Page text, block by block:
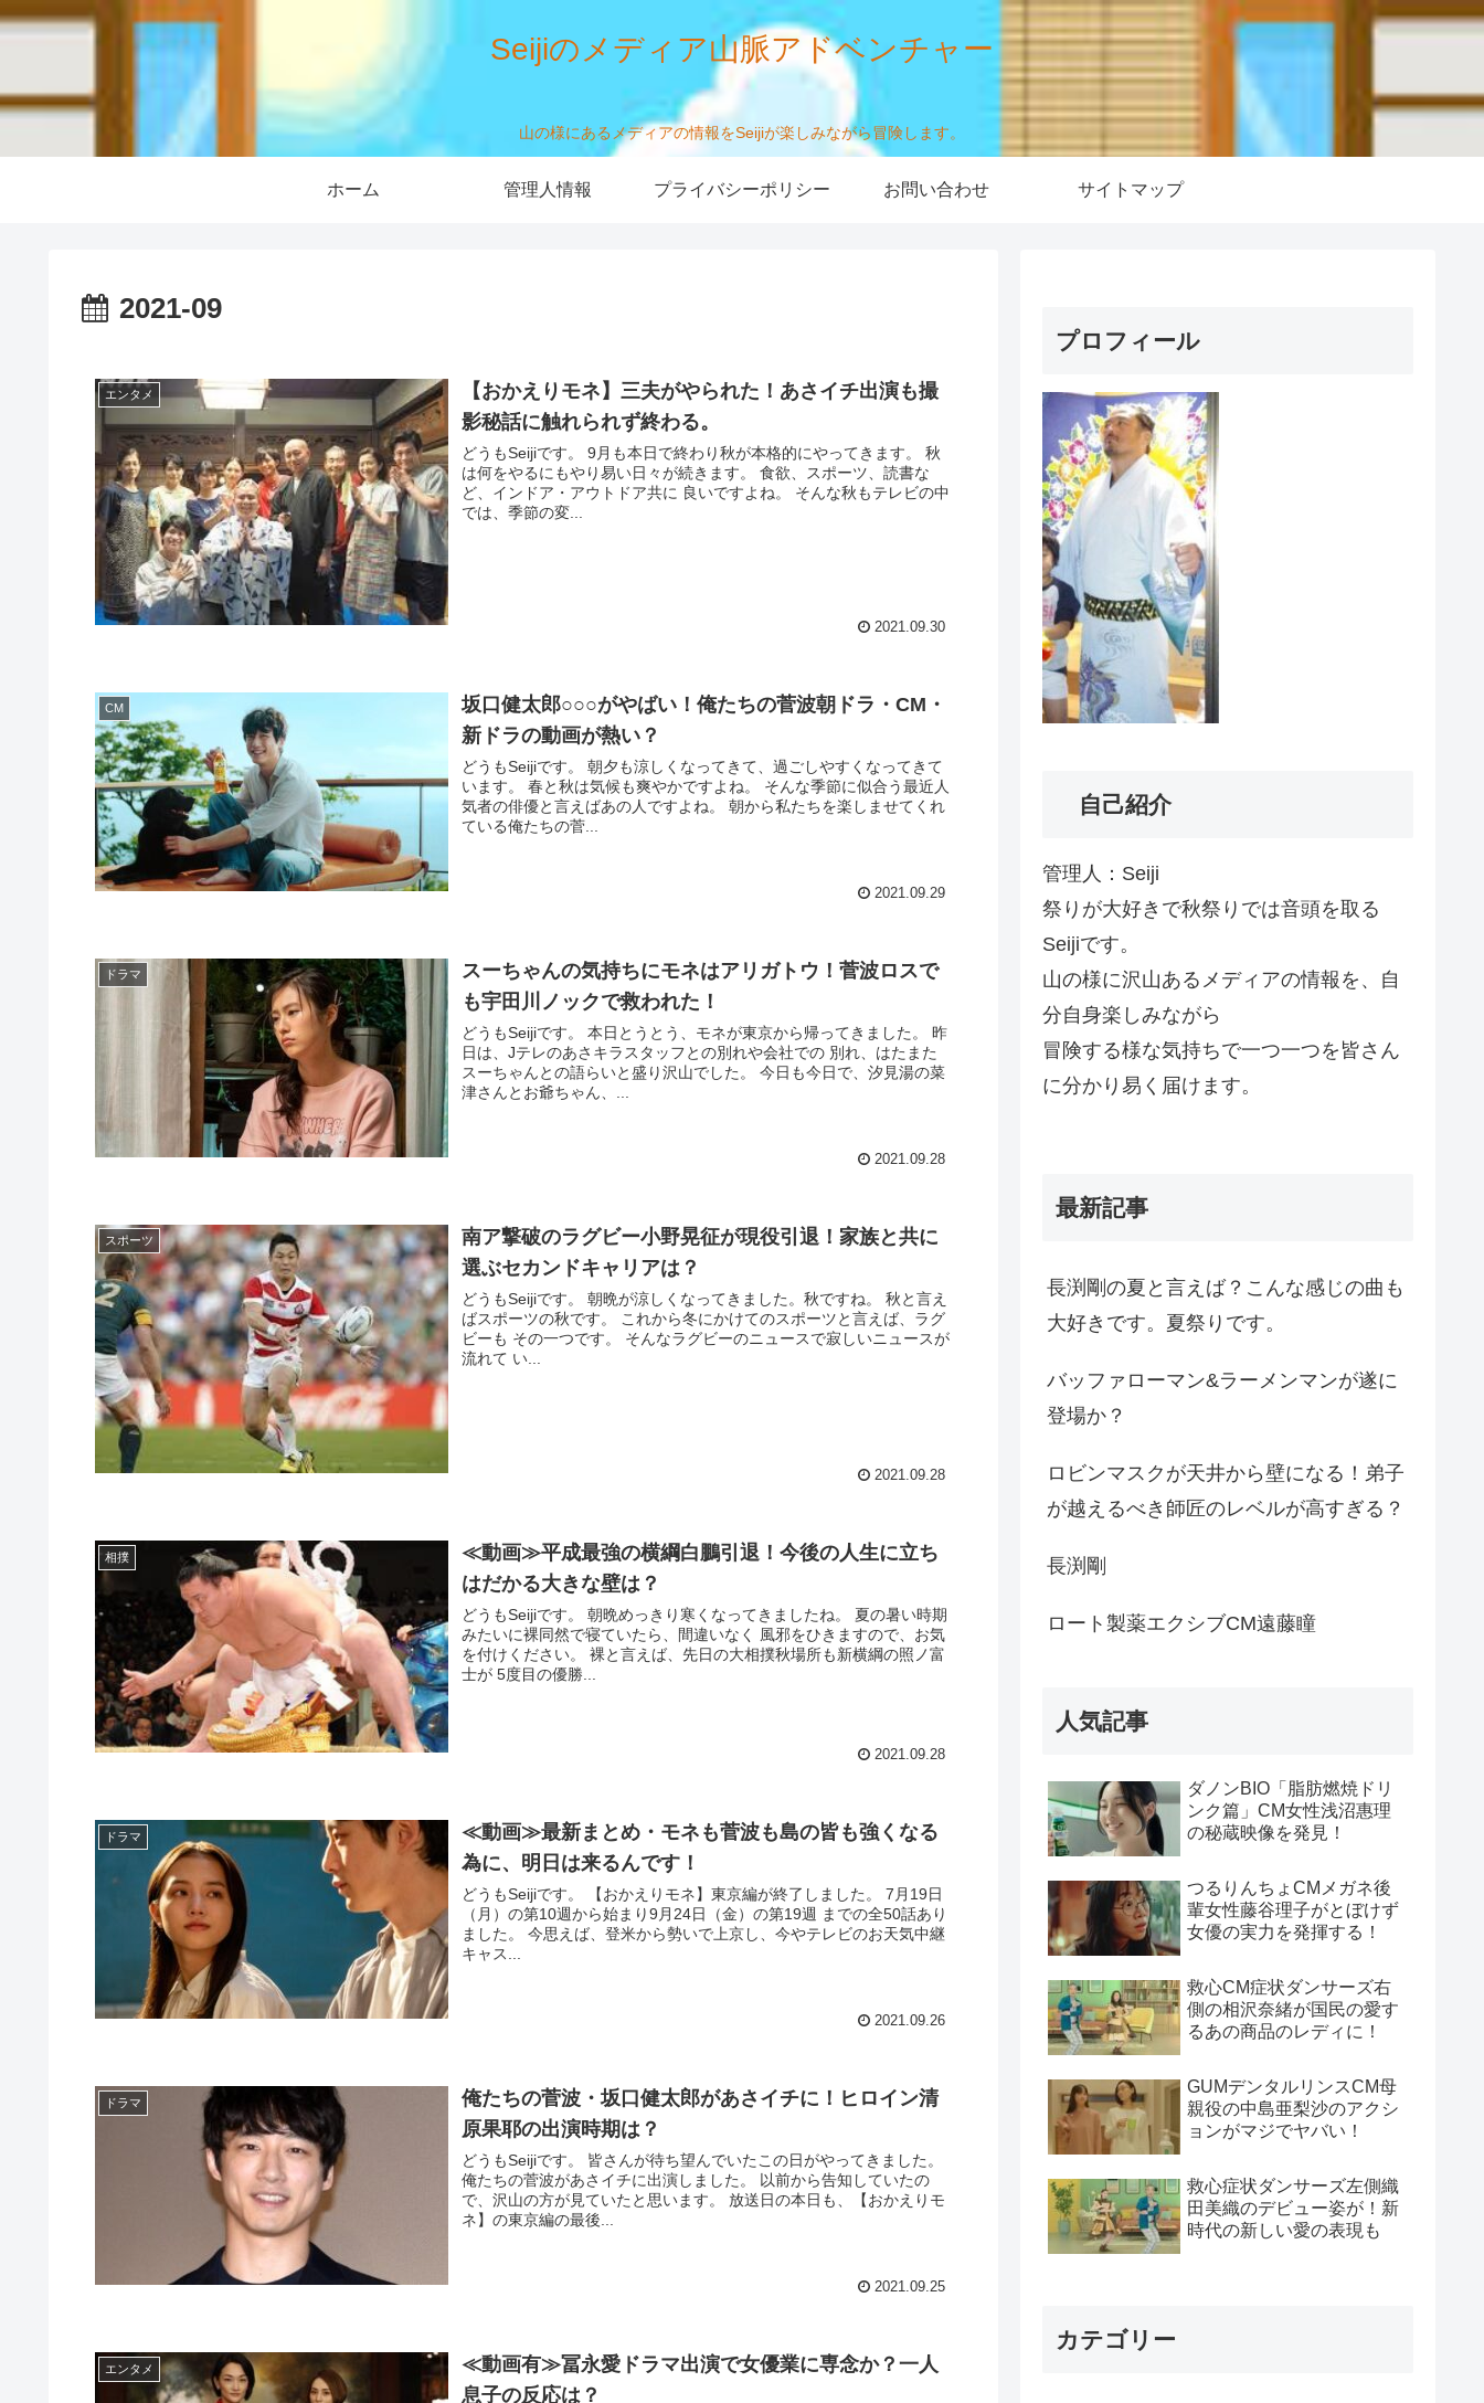
Seijiのメディア山脈アドベンチャー
山の様にあるメディアの情報をSeijiが楽しみながら冒険します。
ホーム 管理人情報 プライバシーポリシー お問い合わせ サイトマップ
2021-09
エンタメ
【おかえりモネ】三夫がやられた！あさイチ出演も撮
影秘話に触れられず終わる。
どうもSeijiです。 9月も本日で終わり秋が本格的にやってきます。 秋
は何をやるにもやり易い日々が続きます。 食欲、スポーツ、読書な
ど、インドア・アウトドア共に 良いですよね。 そんな秋もテレビの中
では、季節の変...
2021.09.30
CM
坂口健太郎○○○がやばい！俺たちの菅波朝ドラ・CM・
新ドラの動画が熱い？
どうもSeijiです。 朝夕も涼しくなってきて、過ごしやすくなってきて
います。 春と秋は気候も爽やかですよね。 そんな季節に似合う最近人
気者の俳優と言えばあの人ですよね。 朝から私たちを楽しませてくれ
ている俺たちの菅...
2021.09.29
ドラマ
スーちゃんの気持ちにモネはアリガトウ！菅波ロスで
も宇田川ノックで救われた！
どうもSeijiです。 本日とうとう、モネが東京から帰ってきました。 昨
日は、Jテレのあさキラスタッフとの別れや会社での 別れ、はたまた
スーちゃんとの語らいと盛り沢山でした。 今日も今日で、汐見湯の菜
津さんとお爺ちゃん、...
2021.09.28
スポーツ
南ア撃破のラグビー小野晃征が現役引退！家族と共に
選ぶセカンドキャリアは？
どうもSeijiです。 朝晩が涼しくなってきました。秋ですね。 秋と言え
ばスポーツの秋です。 これから冬にかけてのスポーツと言えば、ラグ
ビーも その一つです。 そんなラグビーのニュースで寂しいニュースが
流れて い...
2021.09.28
相撲
≪動画≫平成最強の横綱白鵬引退！今後の人生に立ち
はだかる大きな壁は？
どうもSeijiです。 朝晩めっきり寒くなってきましたね。 夏の暑い時期
みたいに裸同然で寝ていたら、間違いなく 風邪をひきますので、お気
を付けください。 裸と言えば、先日の大相撲秋場所も新横綱の照ノ富
士が 5度目の優勝...
2021.09.28
ドラマ
≪動画≫最新まとめ・モネも菅波も島の皆も強くなる
為に、明日は来るんです！
どうもSeijiです。 【おかえりモネ】東京編が終了しました。 7月19日
（月）の第10週から始まり9月24日（金）の第19週 までの全50話あり
ました。 今思えば、登米から勢いで上京し、今やテレビのお天気中継
キャス...
2021.09.26
ドラマ
俺たちの菅波・坂口健太郎があさイチに！ヒロイン清
原果耶の出演時期は？
どうもSeijiです。 皆さんが待ち望んでいたこの日がやってきました。
俺たちの菅波があさイチに出演しました。 以前から告知していたの
で、沢山の方が見ていたと思います。 放送日の本日も、【おかえりモ
ネ】の東京編の最後...
2021.09.25
エンタメ
≪動画有≫冨永愛ドラマ出演で女優業に専念か？一人
息子の反応は？
プロフィール
自己紹介
管理人：Seiji
祭りが大好きで秋祭りでは音頭を取る
Seijiです。
山の様に沢山あるメディアの情報を、自
分自身楽しみながら
冒険する様な気持ちで一つ一つを皆さん
に分かり易く届けます。
最新記事
長渕剛の夏と言えば？こんな感じの曲も
大好きです。夏祭りです。
バッファローマン&ラーメンマンが遂に
登場か？
ロビンマスクが天井から壁になる！弟子
が越えるべき師匠のレベルが高すぎる？
長渕剛
ロート製薬エクシブCM遠藤瞳
人気記事
ダノンBIO「脂肪燃焼ドリ
ンク篇」CM女性浅沼惠理
の秘蔵映像を発見！
つるりんちょCMメガネ後
輩女性藤谷理子がとぼけず
女優の実力を発揮する！
救心CM症状ダンサーズ右
側の相沢奈緒が国民の愛す
るあの商品のレディに！
GUMデンタルリンスCM母
親役の中島亜梨沙のアクシ
ョンがマジでヤバい！
救心症状ダンサーズ左側織
田美織のデビュー姿が！新
時代の新しい愛の表現も
カテゴリー